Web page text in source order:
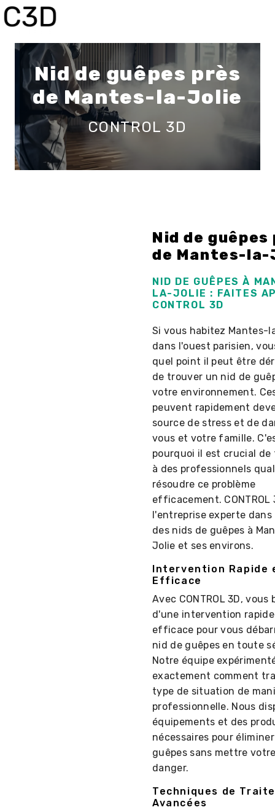
Nid de guêpes près
de Mantes-la-Jolie
CONTROL 3D
Nid de guêpes
de Mantes-
NID DE GUÊPES À
LA-JOLIE : FAITES
CONTROL 3D
Si vous habitez Mantes-
dans l'ouest parisien,
quel point il peut être
de trouver un nid de
votre environnement.
peuvent rapidement
source de stress et de
vous et votre famille.
pourquoi il est crucial de
à des professionnels
résoudre ce problème
efficacement. CONTROL
l'entreprise experte
des nids de guêpes à
Jolie et ses environs.
Intervention Rapide
Efficace
Avec CONTROL 3D,
d'une intervention
efficace pour vous
nid de guêpes en toute
Notre équipe
exactement comment
type de situation de
professionnelle. Nous
équipements et des
nécessaires pour
guêpes sans mettre
danger.
Techniques de
Avancées
Panneau de gestion des cookies